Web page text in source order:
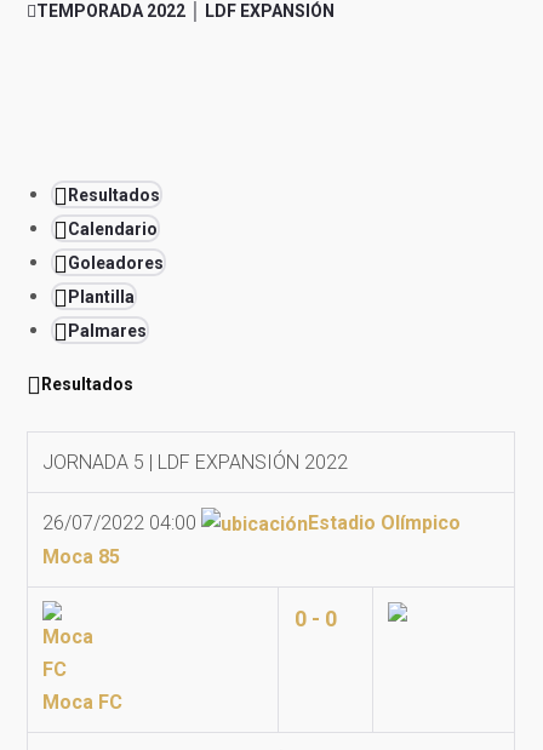
TEMPORADA 2022 │ LDF EXPANSIÓN
Resultados
Calendario
Goleadores
Plantilla
Palmares
Resultados
JORNADA 5 | LDF EXPANSIÓN 2022
26/07/2022 04:00
Estadio Olímpico
Moca 85
Moca FC
0 - 0